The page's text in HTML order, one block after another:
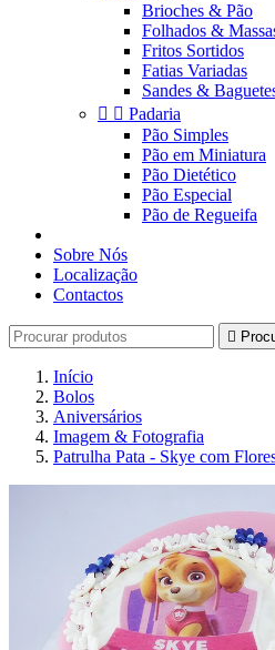
Brioches & Pão
Folhados &
Fritos Sortidos
Fatias Variadas
Sandes &
  Padaria
Pão Simples
Pão em Miniatura
Pão Dietético
Pão Especial
Pão de Regueifa
Sobre Nós
Localização
Contactos

Início
Bolos
Aniversários
Imagem & Fotografia
Patrulha Pata - Skye com